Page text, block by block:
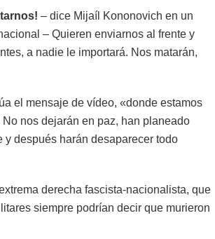
– dice Mijaíl Kononovich en un
– Quieren enviarnos al frente y
a nadie le importará. Nos matarán,
el mensaje de vídeo, «donde estamos
nos dejarán en paz, han planeado
y después harán desaparecer todo
derecha fascista-nacionalista, que
siempre podrían decir que murieron